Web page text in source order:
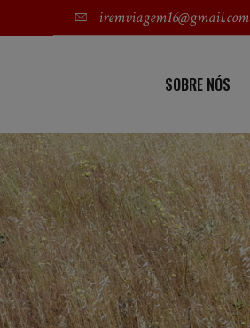
iremviagem16@gmail.com
SOBRE NÓS